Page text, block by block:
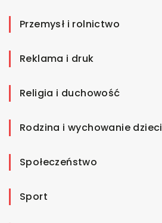
Przemysł i rolnictwo
Reklama i druk
Religia i duchowość
Rodzina i wychowanie dzieci
Społeczeństwo
Sport